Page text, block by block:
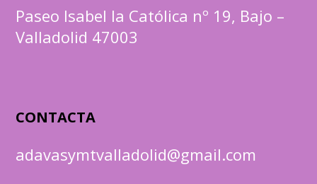
Paseo Isabel la Católica nº 19, Bajo –
Valladolid 47003
CONTACTA
adavasymtvalladolid@gmail.com